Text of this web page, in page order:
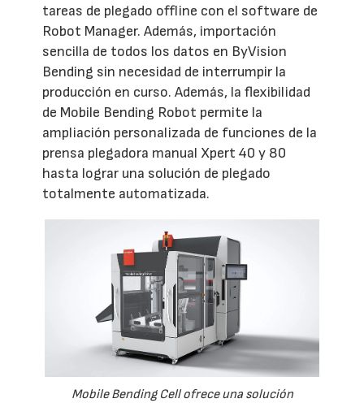
tareas de plegado offline con el software de
Robot Manager. Además, importación
sencilla de todos los datos en ByVision
Bending sin necesidad de interrumpir la
producción en curso. Además, la flexibilidad
de Mobile Bending Robot permite la
ampliación personalizada de funciones de la
prensa plegadora manual Xpert 40 y 80
hasta lograr una solución de plegado
totalmente automatizada.
Mobile Bending Cell ofrece una solución